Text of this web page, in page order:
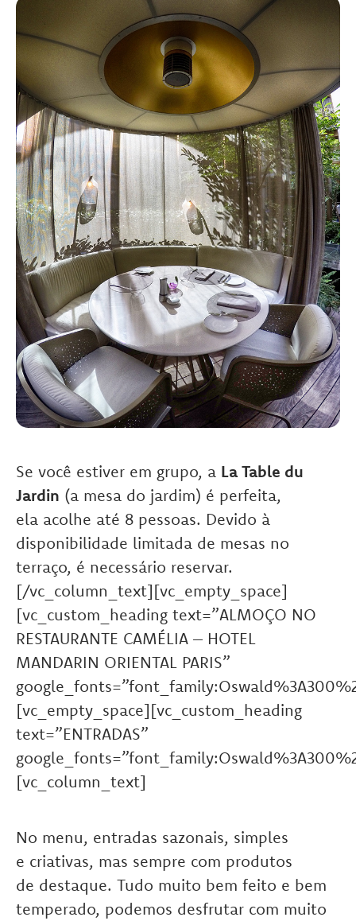
Se você estiver em grupo, a La Table du
Jardin (a mesa do jardim) é perfeita,
ela acolhe até 8 pessoas. Devido à
disponibilidade limitada de mesas no
terraço, é necessário reservar.
[/vc_column_text][vc_empty_space]
[vc_custom_heading text=”ALMOÇO NO
RESTAURANTE CAMÉLIA – HOTEL
MANDARIN ORIENTAL PARIS”
[vc_empty_space][vc_custom_heading
text=”ENTRADAS”
[vc_column_text]
No menu, entradas sazonais, simples
e criativas, mas sempre com produtos
de destaque. Tudo muito bem feito e bem
temperado, podemos desfrutar com muito